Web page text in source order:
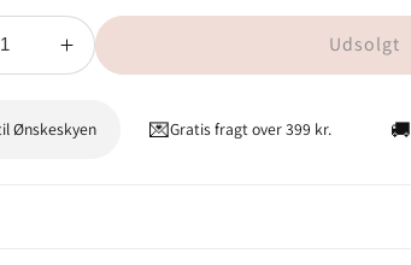
Øg
antallet
Adeline
Udsolgt
Ønskeskyen 💌Gratis fragt over 399 kr. 🚚